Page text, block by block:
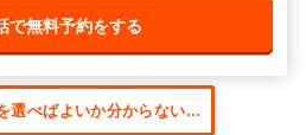
で無料予約をする
選べばよいか分からない...